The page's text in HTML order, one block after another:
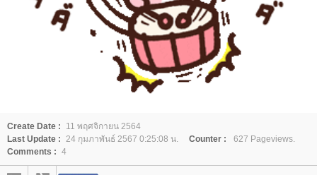
Create Date :
11 พฤศจิกายน 2564
Last Update :
24 กุมภาพันธ์ 2567 0:25:08 น. Counter :
627 Pageviews.
Comments : 4